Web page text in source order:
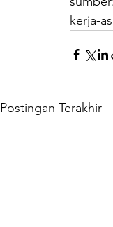
kerja-
Postingan Terakhir